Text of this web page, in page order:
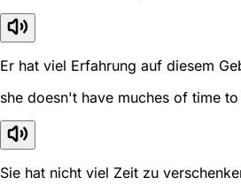
Er hat viel Erfahrung auf diesem
she doesn't have muches of time
Sie hat nicht viel Zeit zu